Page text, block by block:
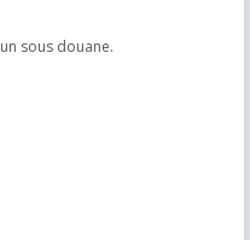
sous douane.